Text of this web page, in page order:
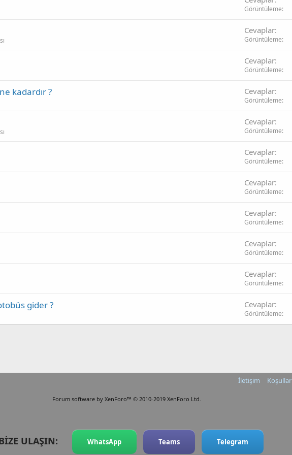
Görüntüleme
Cevaplar
Görüntüleme
Cevaplar
Görüntüleme
kadardır ? Cevaplar
Görüntüleme
Cevaplar
Görüntüleme
Cevaplar
Görüntüleme
Cevaplar
Görüntüleme
Cevaplar
Görüntüleme
Cevaplar
Görüntüleme
Cevaplar
Görüntüleme
gider ? Cevaplar
Görüntüleme
İletişim Koşullar
Forum software by XenForo™ © 2010-2019 XenForo Ltd.
ULAŞIN: WhatsApp Teams Telegram